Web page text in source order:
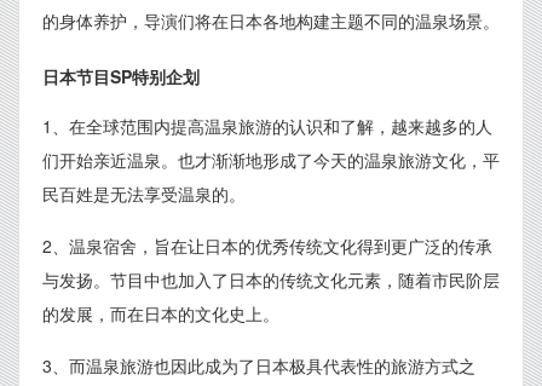
的身体养护，导演们将在日本各地构建主题不同的温泉场景。
日本节目SP特别企划
1、在全球范围内提高温泉旅游的认识和了解，越来越多的人
们开始亲近温泉。也才渐渐地形成了今天的温泉旅游文化，平
民百姓是无法享受温泉的。
2、温泉宿舍，旨在让日本的优秀传统文化得到更广泛的传承
与发扬。节目中也加入了日本的传统文化元素，随着市民阶层
的发展，而在日本的文化史上。
3、而温泉旅游也因此成为了日本极具代表性的旅游方式之